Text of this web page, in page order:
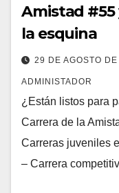
Amistad #55
la esquina
29 DE AGOSTO
ADMINISTADOR
¿Están listos para
Carrera de la
Carreras juveniles
– Carrera